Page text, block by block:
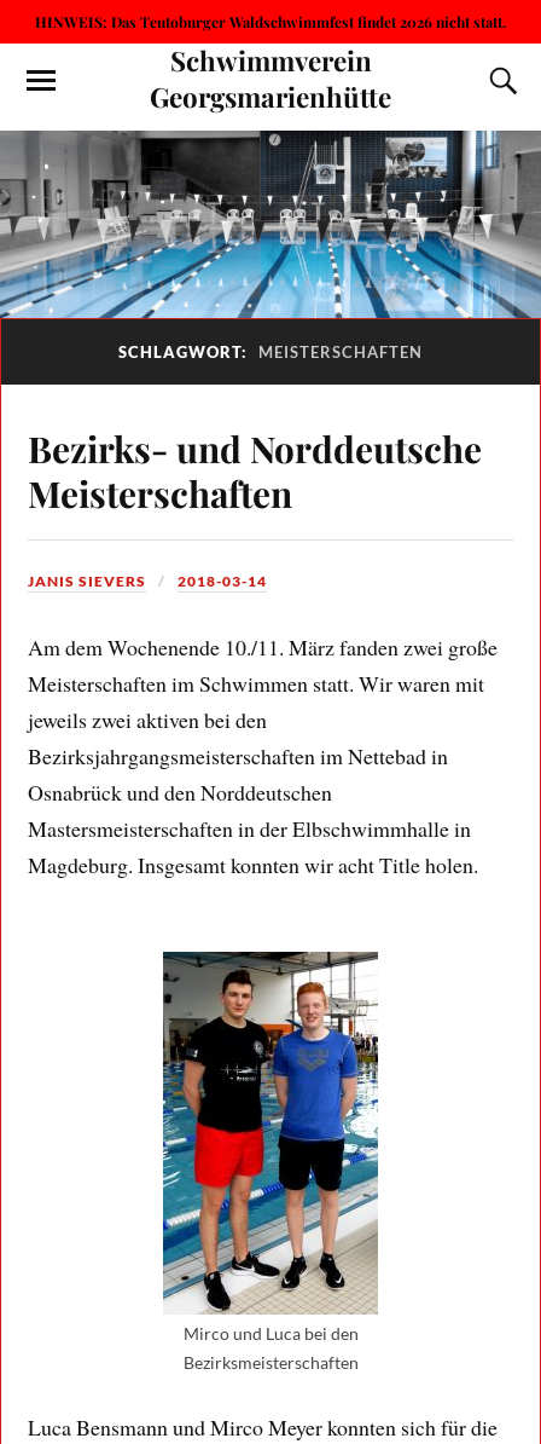
HINWEIS: Das Teutoburger Waldschwimmfest findet 2026 nicht statt.
Schwimmverein
Georgsmarienhütte
SCHLAGWORT: MEISTERSCHAFTEN
Bezirks- und Norddeutsche
Meisterschaften
JANIS SIEVERS 2018-03-14
Am dem Wochenende 10./11. März fanden zwei große
Meisterschaften im Schwimmen statt. Wir waren mit
jeweils zwei aktiven bei den
Bezirksjahrgangsmeisterschaften im Nettebad in
Osnabrück und den Norddeutschen
Mastersmeisterschaften in der Elbschwimmhalle in
Magdeburg. Insgesamt konnten wir acht Title holen.
Mirco und Luca bei den
Bezirksmeisterschaften
Luca Bensmann und Mirco Meyer konnten sich für die